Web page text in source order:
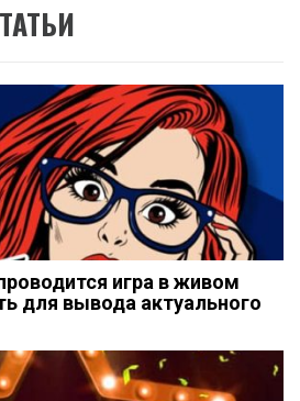
игра в живом
для вывода актуального